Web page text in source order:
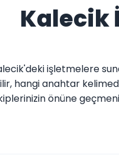
Kalecik
işletmelere
hangi anahtar
önüne